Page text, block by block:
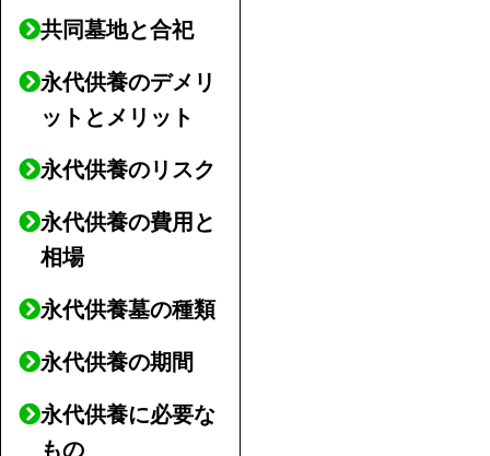
共同墓地と合祀
永代供養のデメリ
ットとメリット
永代供養のリスク
永代供養の費用と
相場
永代供養墓の種類
永代供養の期間
永代供養に必要な
もの